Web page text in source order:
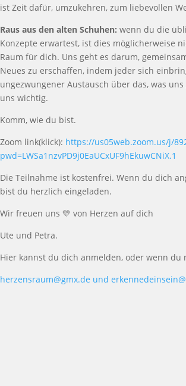
ist Zeit dafür, umzukehren, zum liebevollen
Raus aus den alten Schuhen: wenn du die
Konzepte erwartest, ist dies möglicherweise
Raum für dich. Uns geht es darum,
Neues zu erschaffen, indem jeder sich
ungezwungener Austausch über das, was
uns wichtig.
Komm, wie du bist.
Zoom link(klick): https://us05web.zoom.us/j/
pwd=LWSa1nzvPD9j0EaUCxUF9hEkuwCNiX.1
Die Teilnahme ist kostenfrei. Wenn du dich
bist du herzlich eingeladen.
Wir freuen uns 💛 von Herzen auf dich
Ute und Petra.
Hier kannst du dich anmelden, oder wenn du
herzensraum@gmx.de und